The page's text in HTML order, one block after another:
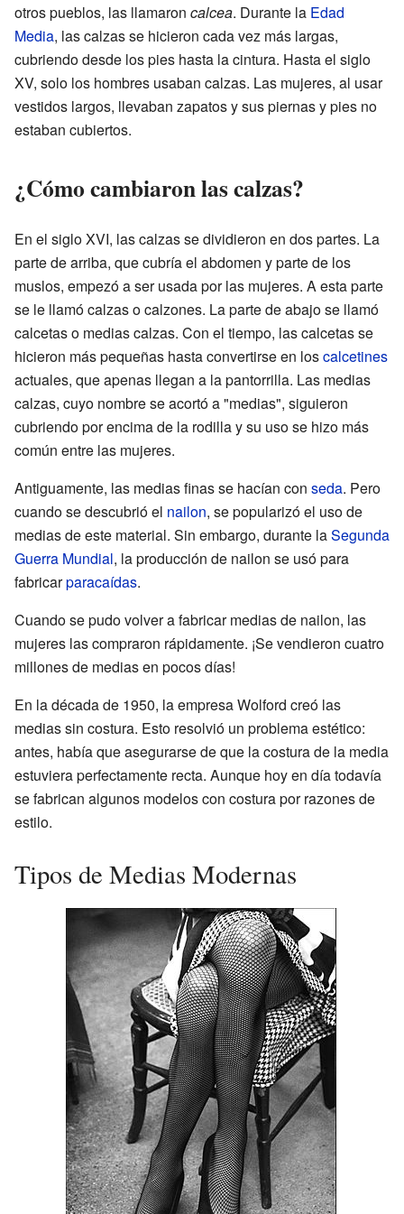
otros pueblos, las llamaron calcea. Durante la Edad
Media, las calzas se hicieron cada vez más largas,
cubriendo desde los pies hasta la cintura. Hasta el siglo
XV, solo los hombres usaban calzas. Las mujeres, al usar
vestidos largos, llevaban zapatos y sus piernas y pies no
estaban cubiertos.
¿Cómo cambiaron las calzas?
En el siglo XVI, las calzas se dividieron en dos partes. La
parte de arriba, que cubría el abdomen y parte de los
muslos, empezó a ser usada por las mujeres. A esta parte
se le llamó calzas o calzones. La parte de abajo se llamó
calcetas o medias calzas. Con el tiempo, las calcetas se
hicieron más pequeñas hasta convertirse en loscalcetines
actuales, que apenas llegan a la pantorrilla. Las medias
calzas, cuyo nombre se acortó a "medias", siguieron
cubriendo por encima de la rodilla y su uso se hizo más
común entre las mujeres.
Antiguamente, las medias finas se hacían con seda. Pero
cuando se descubrió el nailon, se popularizó el uso de
medias de este material. Sin embargo, durante laSegunda
Guerra Mundial, la producción de nailon se usó para
fabricarparacaídas.
Cuando se pudo volver a fabricar medias de nailon, las
mujeres las compraron rápidamente. ¡Se vendieron cuatro
millones de medias en pocos días!
En la década de 1950, la empresa Wolford creó las
medias sin costura. Esto resolvió un problema estético:
antes, había que asegurarse de que la costura de la media
estuviera perfectamente recta. Aunque hoy en día todavía
se fabrican algunos modelos con costura por razones de
estilo.
Tipos de Medias Modernas